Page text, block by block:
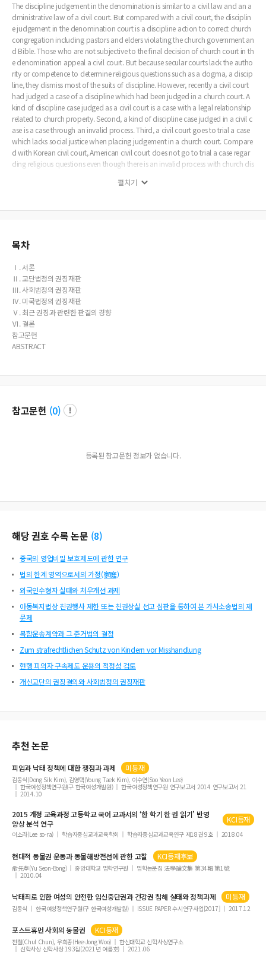
The discipline judgement in the denomination is similar to a civil law and an a
dministrative law of a civil court. But compared with a civil court, the disciplin
e judgement in the denomination court is a discipline action to correct church
congregation including pastors and elders violating the church government an
d Bible. Those who are not subjective to the final decision of church court in th
e denomination appeal a civil court. But because secular courts lack the autho
rity or competence to determine religious questions such as a dogma, a discip
line, they dismiss most of the suits of discipline. However, recently a civil court
had judged a case of a discipline which had been judged in a church court. A
kind of discipline case judged as a civil court is a case with a legal relationship
related to church property. Second, a kind of discipline case judged in a civil c
ase is a case through an invalid process. Third, a civil court goes to trial a case
which lacks social justice when placing judgement in a church court. Compare
d with Korean civil court, American civil court does not go to trial a case regar
ding religious questions even though there is an invalid process with church dis
nimal process problems, but judge cases with serious invalid processes. In con
ourt related to church discipline and emphasizes disciplinary subject changing
펼치기
목차
Ⅰ. 서론
Ⅱ. 교단법정의 권징재판
Ⅲ. 사회법정의 권징재판
Ⅳ. 미국법정의 권징재판
Ⅴ. 최근 권징과 관련한 판결의 경향
Ⅵ. 결론
참고문헌
ABSTRACT
참고문헌 (0)
등록된 참고문헌 정보가 없습니다.
해당 권호 수록 논문 (8)
중국의 영업비밀 보호제도에 관한 연구
법의 한계 영역으로서의 가정(家庭)
외국인수형자 실태와 처우개선 과제
아동복지법상 친권행사 제한 또는 친권상실 선고 심판을 통하여 본 가사소송법의 제
문제
복합운송계약과 그 준거법의 결정
Zum strafrechtlichen Schutz von Kindern vor Misshandlung
현행 피의자 구속제도 운용의 적정성 검토
개신교단의 권징결의와 사회법정의 권징재판
추천 논문
피임과 낙태 정책에 대한 쟁점과 과제 미등재
김동식(Dong Sik Kim), 김영택(Young Taek Kim), 이수연(Soo Yeon Lee)
한국여성정책연구원(구 한국여성개발원)
한국여성정책연구원 연구보고서 2014 연구보고서 21
2014.10
2015 개정 교육과정 고등학교 국어 교과서의 ‘한 학기 한권 읽기’ 반영
양상 분석 연구
KCI등재
이소라(Lee so-ra) 학습자중심교과교육학회 학습자중심교과교육연구 제18권 9호 2018.04
현대적 동물권 운동과 동물해방전선에 관한 고찰 KCI등재후보
兪先奉(Yu Seon-Bong) 중앙대학교 법학연구원
법학논문집 法學論文集 第34輯 第1號
2010.04
낙태죄로 인한 여성의 안전한 임신중단권과 건강권 침해 실태와 정책과제 미등재
김동식 한국여성정책연구원(구 한국여성개발원) ISSUE PAPER 수시연구사업[2017] 2017.12
포스트휴먼 사회의 동물권 KCI등재
전철(Chul Chun), 우희종(Hee-Jong Woo)
한신대학교 신학사상연구소
신학사상 신학사상 193집(2021년 여름호)
2021.06